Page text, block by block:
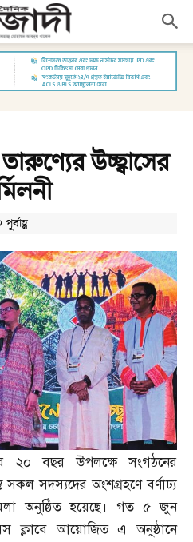
উচ্ছ্বাসের
২০ বছর উপলক্ষে সংগঠনের
সকল সদস্যদের অংশগ্রহণে বর্ণাঢ্য
অনুষ্ঠিত হয়েছে। গত ৫ জুন
ক্লাবে আয়োজিত এ অনুষ্ঠানে